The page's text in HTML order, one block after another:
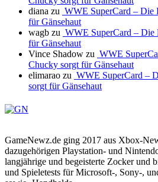
diana zu WWE SuperCard – Die
für Gänsehaut
wagb zu WWE SuperCard –
für Gänsehaut
Vince Shadow zu WWE
Chucky sorgt für Gänsehaut
elimarao zu WWE SuperCard –
sorgt für Gänsehaut
GameNewz.de ging 2017 aus Xbox-
dazugehörigen Playstation- und
langjährige und begeisterte Zocker und
und Spieletests für Microsoft-, Sony-,